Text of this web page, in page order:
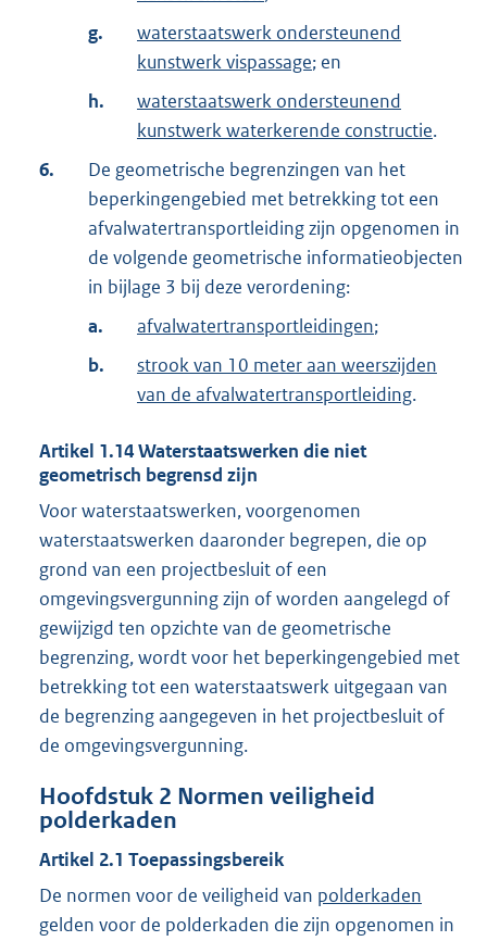
g.
waterstaatswerk ondersteunend
kunstwerk vispassage; en
h.
waterstaatswerk ondersteunend
kunstwerk waterkerende constructie.
6.
De geometrische begrenzingen van het
beperkingengebied met betrekking tot een
afvalwatertransportleiding zijn opgenomen in
de volgende geometrische informatieobjecten
in bijlage 3 bij deze verordening:
a.
afvalwatertransportleidingen;
b.
strook van 10 meter aan weerszijden
van de afvalwatertransportleiding.
Artikel 1.14Waterstaatswerken die niet
geometrisch begrensd zijn
Voor waterstaatswerken, voorgenomen
waterstaatswerken daaronder begrepen, die op
grond van een projectbesluit of een
omgevingsvergunning zijn of worden aangelegd of
gewijzigd ten opzichte van de geometrische
begrenzing, wordt voor het beperkingengebied met
betrekking tot een waterstaatswerk uitgegaan van
de begrenzing aangegeven in het projectbesluit of
de omgevingsvergunning.
Hoofdstuk 2 Normen veiligheid
polderkaden
Artikel 2.1 Toepassingsbereik
De normen voor de veiligheid van polderkaden
gelden voor de polderkaden die zijn opgenomen in